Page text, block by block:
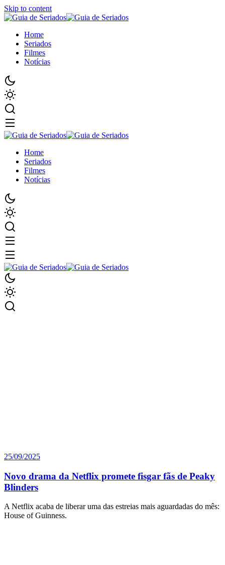
Skip to content
Home
Seriados
Filmes
Notícias
Home
Seriados
Filmes
Notícias
25/09/2025
Novo drama da Netflix promete fisgar fãs de Peaky
Blinders
A Netflix acaba de liberar uma das estreias mais aguardadas do mês:
House of Guinness.